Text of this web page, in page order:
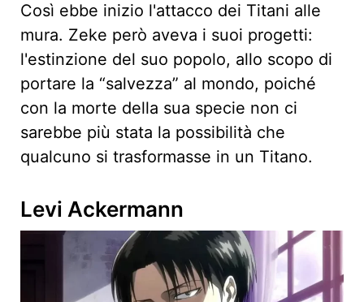
Così ebbe inizio l'attacco dei Titani alle
mura. Zeke però aveva i suoi progetti:
l'estinzione del suo popolo, allo scopo di
portare la “salvezza” al mondo, poiché
con la morte della sua specie non ci
sarebbe più stata la possibilità che
qualcuno si trasformasse in un Titano.
Levi Ackermann